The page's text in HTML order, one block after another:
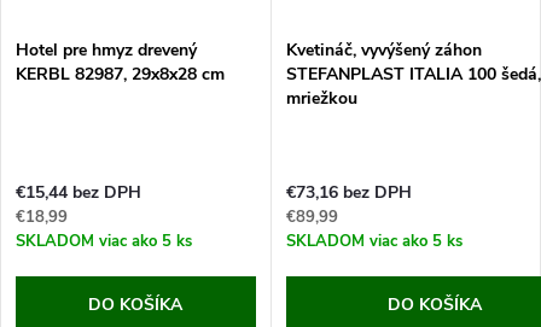
Hotel pre hmyz drevený
KERBL 82987, 29x8x28 cm
€15,44 bez DPH
€18,99
SKLADOM viac ako 5 ks
DO KOŠÍKA
Kvetináč, vyvýšený záhon
STEFANPLAST ITALIA 100
mriežkou
€73,16 bez DPH
€89,99
SKLADOM viac ako 5 ks
DO KOŠÍKA